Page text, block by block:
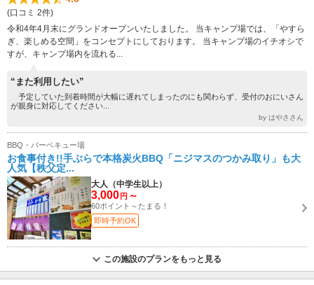
(口コミ 2件)
令和4年4月末にグランドオープンいたしました。 当キャンプ場では、「やすら
ぎ、楽しめる空間」をコンセプトにしております。 当キャンプ場のイチオシで
すが、キャンプ場内を流れる...
“また利用したい”
予定していた到着時間が大幅に遅れてしまったのにも関わらず、受付のおにいさん
が親身に対応してください...
by はやささん
BBQ・バーベキュー場
お食事付き!!手ぶらで本格炭火BBQ「ニジマスのつかみ取り」も大
人気【秩父定...
大人（中学生以上）
3,000 円 ～
60ポイント～たまる！
即時予約OK
この施設のプランをもっと見る